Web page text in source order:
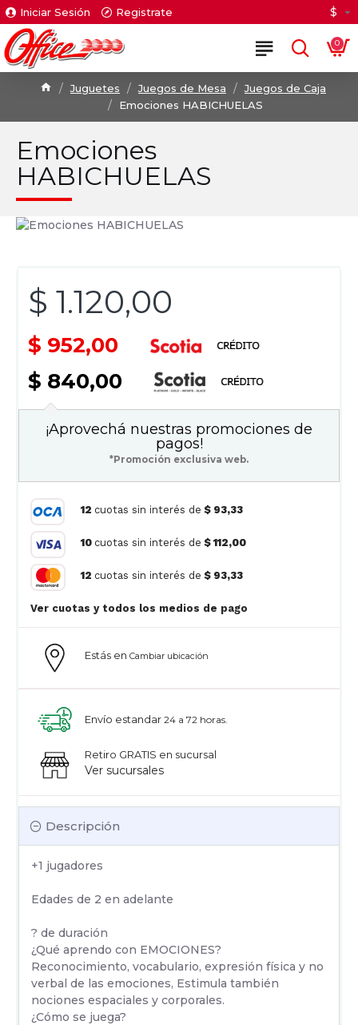
Iniciar Sesión Registrate $
0
Juguetes Juegos de Mesa
Juegos de Caja
Emociones HABICHUELAS
Emociones
HABICHUELAS
$ 1.120,00
$ 952,00
$ 840,00
Descripción
+1 jugadores
Edades de 2 en adelante
? de duración
¿Qué aprendo con EMOCIONES?
Reconocimiento, vocabulario, expresión física y no
verbal de las emociones, Estimula también
nociones espaciales y corporales.
¿Cómo se juega?
Estás en Cambiar ubicación
Envío estandar 24 a 72 horas.
Retiro GRATIS en sucursal
Ver sucursales
¡Aprovechá nuestras promociones de
pagos!
*Promoción exclusiva web.
12 cuotas sin interés de $ 93,33
10 cuotas sin interés de $ 112,00
12 cuotas sin interés de $ 93,33
Ver cuotas y todos los medios de pago